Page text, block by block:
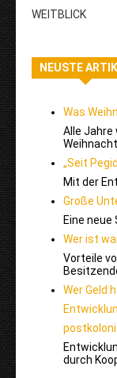
WEITBLICK
NEUSTE
Was
Alle Jahre
„Seit
Mit der
Große
Eine
Wer ist
Vorteile
Wer Geld
durch